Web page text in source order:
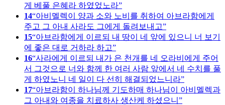
게 베풀 은혜라 하였었노라
14 아비멜렉이 양과 소와 노비를 취하여 아브라함에게
주고 그 아내 사라도 그에게 돌려보내고
15 아브라함에게 이르되 내 땅이 네 앞에 있으니 너 보기
에 좋은 대로 거하라 하고
16 사라에게 이르되 내가 은 천개를 네 오라비에게 주어
서 그것으로 너와 함께 한 여러 사람 앞에서 네 수치를 풀
게 하였노니 네 일이 다 선히 해결되었느니라
17 아브라함이 하나님께 기도하매 하나님이 아비멜렉과
그 아내와 여종을 치료하사 생산케 하셨으니